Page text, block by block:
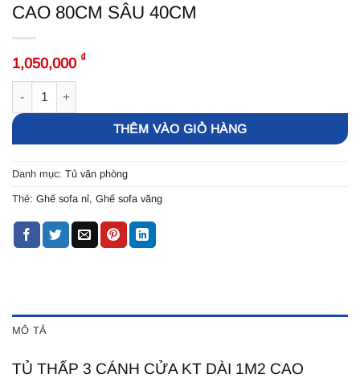
CAO 80CM SÂU 40CM
1,050,000 ₫
THÊM VÀO GIỎ HÀNG
Danh mục: Tủ văn phòng
Thẻ: Ghế sofa nỉ, Ghế sofa văng
MÔ TẢ
TỦ THẤP 3 CÁNH CỬA KT DÀI 1M2 CAO